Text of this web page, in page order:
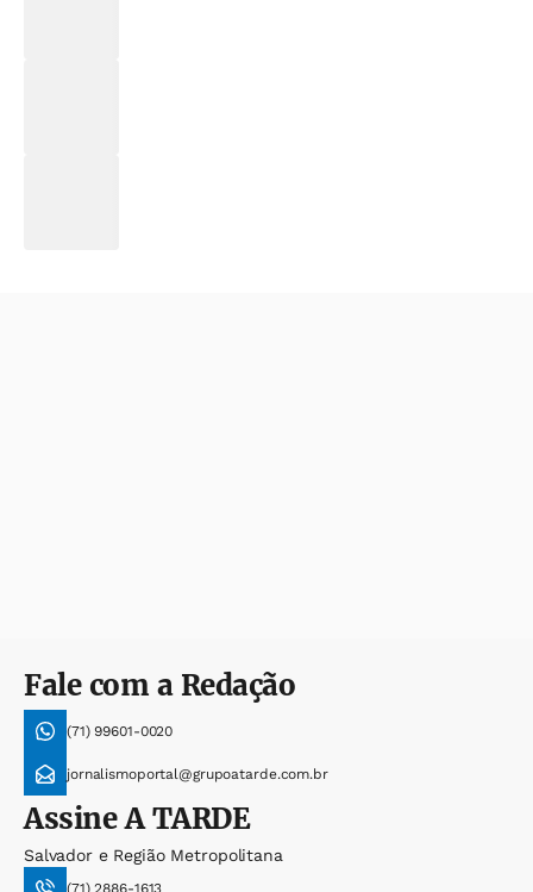
Fale com a Redação
(71) 99601-0020
jornalismoportal@grupoatarde.com.br
AssineA TARDE
Salvador e Região Metropolitana
(71) 2886-1613